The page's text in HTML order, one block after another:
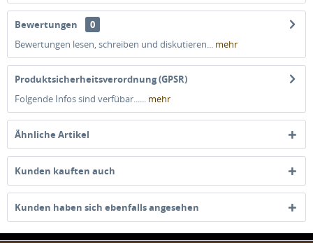
Bewertungen
0
Bewertungen lesen, schreiben und diskutieren... mehr
Produktsicherheitsverordnung (GPSR)
Folgende Infos sind verfübar...... mehr
Ähnliche Artikel
Kunden kauften auch
Kunden haben sich ebenfalls angesehen